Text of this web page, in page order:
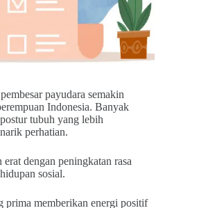
payudara semakin
Indonesia. Banyak
tubuh yang lebih
perhatian.
dengan peningkatan rasa
sosial.
prima memberikan energi positif